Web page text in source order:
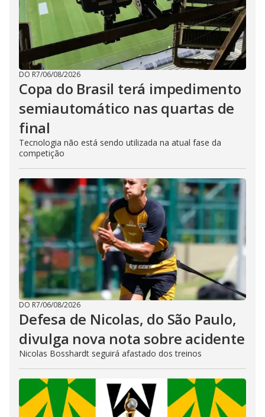
DO R7/06/08/2026
Copa do Brasil terá impedimento
semiautomático nas quartas de
final
Tecnologia não está sendo utilizada na atual fase da
competição
DO R7/06/08/2026
Defesa de Nicolas, do São Paulo,
divulga nova nota sobre acidente
Nicolas Bosshardt seguirá afastado dos treinos